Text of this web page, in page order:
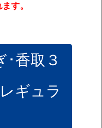
す。
･香取３
ギュラ